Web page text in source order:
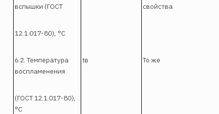
вспышки (ГОСТ
свойства
12.1.017-80), °С
6.2. Температура
воспламенения
tв То же
(ГОСТ 12.1.017-80),
°С